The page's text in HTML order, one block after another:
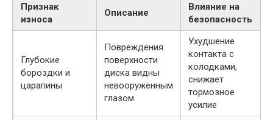
Признак
износа
Описание
Влияние на
безопасность
Глубокие
бороздки и
царапины
Повреждения
поверхности
диска видны
невооруженным
глазом
Ухудшение
контакта с
колодками,
снижает
тормозное
усилие